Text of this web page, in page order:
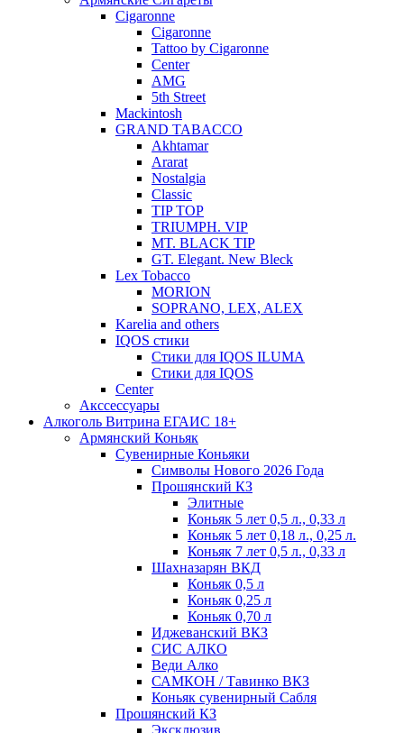
Cigaronne
Cigaronne
Tattoo by Cigaronne
Center
AMG
5th Street
Mackintosh
GRAND TABACCO
Akhtamar
Ararat
Nostalgia
Classic
TIP TOP
TRIUMPH. VIP
MT. BLACK TIP
GT. Elegant. New Bleck
Lex Tobacco
MORION
SOPRANO, LEX, ALEX
Karelia and others
IQOS стики
Стики для IQOS ILUMA
Стики для IQOS
Сenter
Акссессуары
Алкоголь Витрина ЕГАИС 18+
Армянский Коньяк
Сувенирные Коньяки
Символы Нового 2026 Года
Прошянский КЗ
Элитные
Коньяк 5 лет 0,5 л., 0,33 л
Коньяк 5 лет 0,18 л., 0,25 л.
Коньяк 7 лет 0,5 л., 0,33 л
Шахназарян ВКД
Коньяк 0,5 л
Коньяк 0,25 л
Коньяк 0,70 л
Иджеванский ВКЗ
СИС АЛКО
Веди Алко
САМКОН / Тавинко ВКЗ
Коньяк сувенирный Сабля
Прошянский КЗ
Эксклюзив